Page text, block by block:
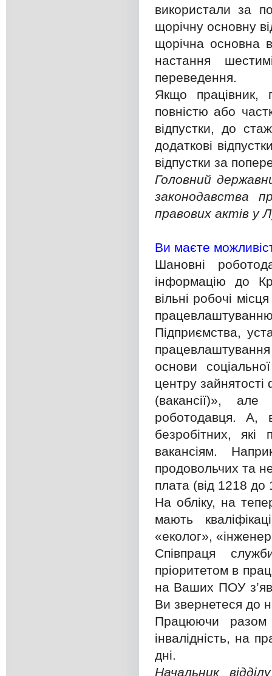
використали за
щорічну основну
щорічна основна
настання
переведення.
Якщо працівник,
повністю або
відпустки, до
додаткові
відпустки за
Головний
законодавства
правових актів у
Ви маєте
Шановні
інформацію до
вільні робочі
працевлаштуванню
Підприємства,
основи
центру
(вакансії)»,
роботодавця.
безробітних,
вакансіям.
продовольчих та
плата (від 1218 до
На обліку, на
мають
«еколог»,
Співпраця
пріоритетом в
на Ваших ПОУ
Ви звернетеся до
Працюючи
інвалідність, на
дні.
Начальник